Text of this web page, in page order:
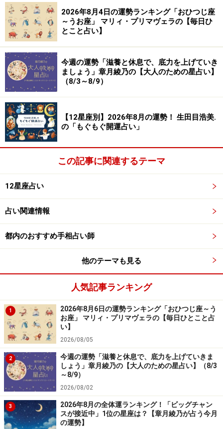
【おうし座さんの夏のチャレンジ】
1：先手
2：集合
3：創作
前倒しで、夏を楽しみましょう。
早めに真夏コーディネートに切り替える、海開きが早い
エリアに泳ぎに行くなど、「もう？」「いいなあ」を誰
よりも早く実践するのです。すると、どんどん楽しくな
り、夏バテ知らずに。
【処方箋】
・「途中参加＆途中退出」アリで
根がマジメなため、行くなら最初から最後までと考えや
でも、そんなにキッチリとやらなくても、世界は回って
く」「行けたら行くね」「現地で会えたら会おう」的に
ゆるい約束に切り替えましょう。
行っても行かなくてもいい、自由度が高い予定ならば、
気分が軽くなって、気まぐれに動けるでしょう。また、
気の合う人と一緒に出掛けて、別行動をするのも、夏を
乗り切る秘策に。
・夏本番は、巣作りタイム
真夏日が続くようになったら、外出は控えてインドアラ
イフを満喫しましょう。
2026年8月4日の運勢ランキング「おひつじ座
～うお座」 マリィ・プリマヴェラの【毎日ひ
とこと占い】
今週の運勢「滋養と休息で、底力を上げていき
ましょう」章月綾乃の【大人のための星占い】
（8/3～8/9）
【12星座別】2026年8月の運勢！ 生田目浩美.
の「もぐもぐ開運占い」
この記事に関連するテーマ
12星座占い
占い関連情報
都内のおすすめ手相占い師
他のテーマも見る
人気記事ランキング
1
2026年8月6日の運勢ランキング「おひつじ座～う
お座」 マリィ・プリマヴェラの【毎日ひとこと占
い】
2026/08/05
2
今週の運勢「滋養と休息で、底力を上げていきま
しょう」章月綾乃の【大人のための星占い】（8/3
～8/9）
2026/08/02
3
2026年8月の全体運ランキング！「ビッグチャン
スが接近中」1位の星座は？【章月綾乃が占う今月
の運勢】